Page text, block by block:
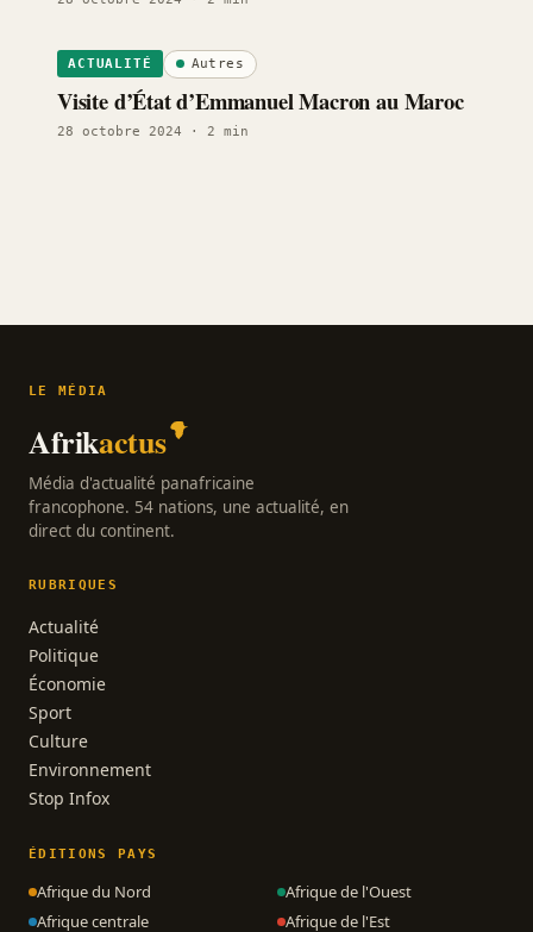
ACTUALITÉ Autres
Visite d’État d’Emmanuel Macron au Maroc
28 octobre 2024 · 2 min
LE MÉDIA
Afrikactus
Média d'actualité panafricaine
francophone. 54 nations, une actualité, en
direct du continent.
RUBRIQUES
Actualité
Politique
Économie
Sport
Culture
Environnement
Stop Infox
ÉDITIONS PAYS
Afrique du Nord
Afrique de l'Ouest
Afrique centrale
Afrique de l'Est